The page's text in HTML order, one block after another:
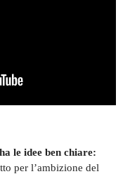
le idee ben chiare:
per l’ambizione del